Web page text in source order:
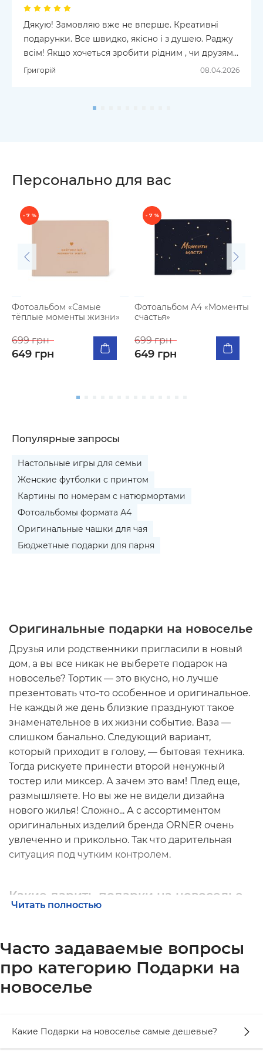
Дякую! Замовляю вже не вперше. Креативні
подарунки. Все швидко, якісно і з душею. Раджу
всім! Якщо хочеться зробити рідним , чи друзям
приємно - ORNER допоможе!
Григорій 08.04.2026
Персонально для вас
- 7 %
Фотоальбом «Самые
тёплые моменты жизни»
699 грн
649 грн
- 7 %
Фотоальбом А4 «Моменты
счастья»
699 грн
649 грн
Популярные запросы
Настольные игры для семьи
Женские футболки с принтом
Картины по номерам с натюрмортами
Фотоальбомы формата А4
Оригинальные чашки для чая
Бюджетные подарки для парня
Оригинальные подарки на новоселье
Друзья или родственники пригласили в новый
дом, а вы все никак не выберете подарок на
новоселье? Тортик — это вкусно, но лучше
презентовать что-то особенное и оригинальное.
Не каждый же день близкие празднуют такое
знаменательное в их жизни событие. Ваза —
слишком банально. Следующий вариант,
который приходит в голову, — бытовая техника.
Тогда рискуете принести второй ненужный
тостер или миксер. А зачем это вам! Плед еще,
размышляете. Но вы же не видели дизайна
нового жилья! Сложно... А с ассортиментом
оригинальных изделий бренда ORNER очень
увлеченно и прикольно. Так что дарительная
ситуация под чутким контролем.
Какие дарить подарки на новоселье
особенности и характеристики, то получится
небольшой список:
интересный;
Читать полностью
Часто задаваемые вопросы
про категорию Подарки на
новоселье
Какие Подарки на новоселье самые дешевые?